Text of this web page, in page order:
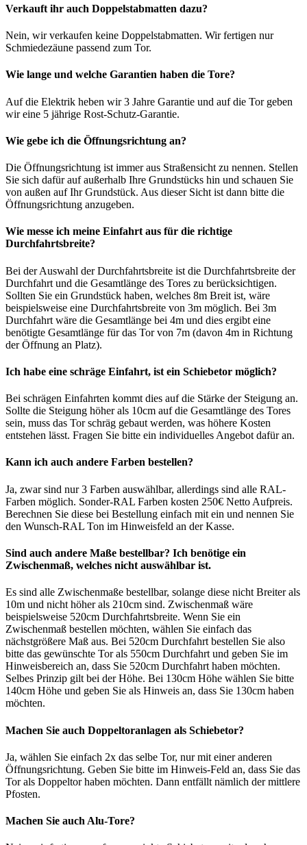
Verkauft ihr auch Doppelstabmatten dazu?
Nein, wir verkaufen keine Doppelstabmatten. Wir fertigen nur
Schmiedezäune passend zum Tor.
Wie lange und welche Garantien haben die Tore?
Auf die Elektrik heben wir 3 Jahre Garantie und auf die Tor geben
wir eine 5 jährige Rost-Schutz-Garantie.
Wie gebe ich die Öffnungsrichtung an?
Die Öffnungsrichtung ist immer aus Straßensicht zu nennen. Stellen
Sie sich dafür auf außerhalb Ihre Grundstücks hin und schauen Sie
von außen auf Ihr Grundstück. Aus dieser Sicht ist dann bitte die
Öffnungsrichtung anzugeben.
Wie messe ich meine Einfahrt aus für die richtige
Durchfahrtsbreite?
Bei der Auswahl der Durchfahrtsbreite ist die Durchfahrtsbreite der
Durchfahrt und die Gesamtlänge des Tores zu berücksichtigen.
Sollten Sie ein Grundstück haben, welches 8m Breit ist, wäre
beispielsweise eine Durchfahrtsbreite von 3m möglich. Bei 3m
Durchfahrt wäre die Gesamtlänge bei 4m und dies ergibt eine
benötigte Gesamtlänge für das Tor von 7m (davon 4m in Richtung
der Öffnung an Platz).
Ich habe eine schräge Einfahrt, ist ein Schiebetor möglich?
Bei schrägen Einfahrten kommt dies auf die Stärke der Steigung an.
Sollte die Steigung höher als 10cm auf die Gesamtlänge des Tores
sein, muss das Tor schräg gebaut werden, was höhere Kosten
entstehen lässt. Fragen Sie bitte ein individuelles Angebot dafür an.
Kann ich auch andere Farben bestellen?
Ja, zwar sind nur 3 Farben auswählbar, allerdings sind alle RAL-
Farben möglich. Sonder-RAL Farben kosten 250€ Netto Aufpreis.
Berechnen Sie diese bei Bestellung einfach mit ein und nennen Sie
den Wunsch-RAL Ton im Hinweisfeld an der Kasse.
Sind auch andere Maße bestellbar? Ich benötige ein
Zwischenmaß, welches nicht auswählbar ist.
Es sind alle Zwischenmaße bestellbar, solange diese nicht Breiter als
10m und nicht höher als 210cm sind. Zwischenmaß wäre
beispielsweise 520cm Durchfahrtsbreite. Wenn Sie ein
Zwischenmaß bestellen möchten, wählen Sie einfach das
nächstgrößere Maß aus. Bei 520cm Durchfahrt bestellen Sie also
bitte das gewünschte Tor als 550cm Durchfahrt und geben Sie im
Hinweisbereich an, dass Sie 520cm Durchfahrt haben möchten.
Selbes Prinzip gilt bei der Höhe. Bei 130cm Höhe wählen Sie bitte
140cm Höhe und geben Sie als Hinweis an, dass Sie 130cm haben
möchten.
Machen Sie auch Doppeltoranlagen als Schiebetor?
Ja, wählen Sie einfach 2x das selbe Tor, nur mit einer anderen
Öffnungsrichtung. Geben Sie bitte im Hinweis-Feld an, dass Sie das
Tor als Doppeltor haben möchten. Dann entfällt nämlich der mittlere
Pfosten.
Machen Sie auch Alu-Tore?